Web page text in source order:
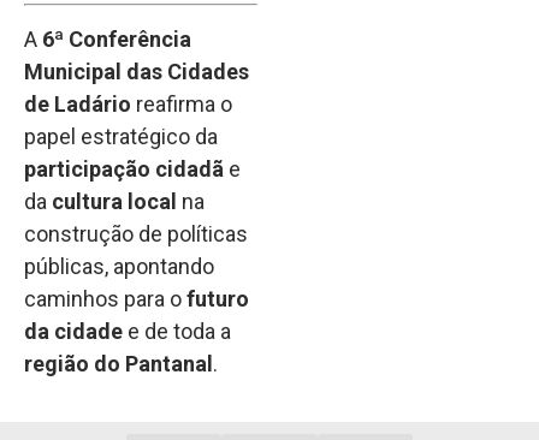
A 6ª Conferência
Municipal das Cidades
de Ladário reafirma o
papel estratégico da
participação cidadã e
da cultura local na
construção de políticas
públicas, apontando
caminhos para ofuturo
da cidade e de toda a
região do Pantanal .